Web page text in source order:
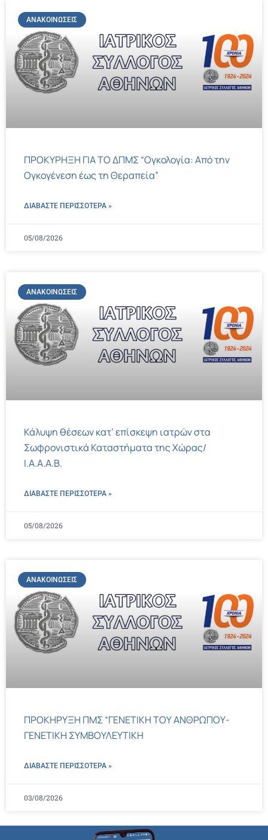
ΑΝΑΚΟΙΝΏΣΕΙΣ
ΠΡΟΚΥΡΗΞΗ ΓΙΑ ΤΟ ΔΠΜΣ “Ογκολογία: Από την
Ογκογένεση έως τη Θεραπεία”
ΔΙΑΒΑΣΤΕ ΠΕΡΙΣΣΌΤΕΡΑ »
05/08/2026
ΑΝΑΚΟΙΝΏΣΕΙΣ
Κάλυψη θέσεων κατ’ επίσκεψη ιατρών στα
Σωφρονιστικά Καταστήματα της Χώρας/
Ι.Α.Α.Α.Β.
ΔΙΑΒΑΣΤΕ ΠΕΡΙΣΣΌΤΕΡΑ »
05/08/2026
ΑΝΑΚΟΙΝΏΣΕΙΣ
ΠΡΟΚΗΡΥΞΗ ΠΜΣ “ΓΕΝΕΤΙΚΗ ΤΟΥ ΑΝΘΡΩΠΟΥ-
ΓΕΝΕΤΙΚΗ ΣΥΜΒΟΥΛΕΥΤΙΚΗ
ΔΙΑΒΑΣΤΕ ΠΕΡΙΣΣΌΤΕΡΑ »
03/08/2026